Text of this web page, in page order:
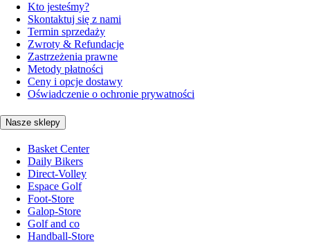
Kto jesteśmy?
Skontaktuj się z nami
Termin sprzedaży
Zwroty & Refundacje
Zastrzeżenia prawne
Metody płatności
Ceny i opcje dostawy
Oświadczenie o ochronie prywatności
Nasze sklepy
Basket Center
Daily Bikers
Direct-Volley
Espace Golf
Foot-Store
Galop-Store
Golf and co
Handball-Store